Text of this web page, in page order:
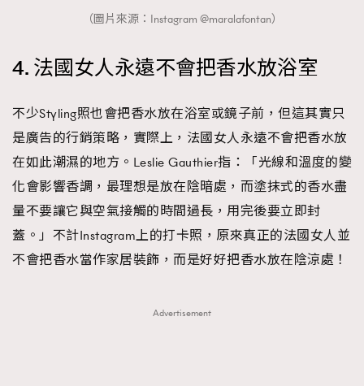
（圖片來源：Instagram @maralafontan）
4. 法國女人永遠不會把香水放浴室
不少Styling照也會把香水放在浴室或鏡子前，但這其實只
是廣告的行銷策略，實際上，法國女人永遠不會把香水放
在如此潮濕的地方。Leslie Gauthier指：「光線和溫度的變
化會影響香調，最理想是放在陰暗處，而塗抹式的香水盡
量不要讓它與空氣接觸的時間過長，用完後要立即封
蓋。」不計Instagram上的打卡照，原來真正的法國女人並
不會把香水當作家居裝飾，而是好好把香水放在陰涼處！
Advertisement